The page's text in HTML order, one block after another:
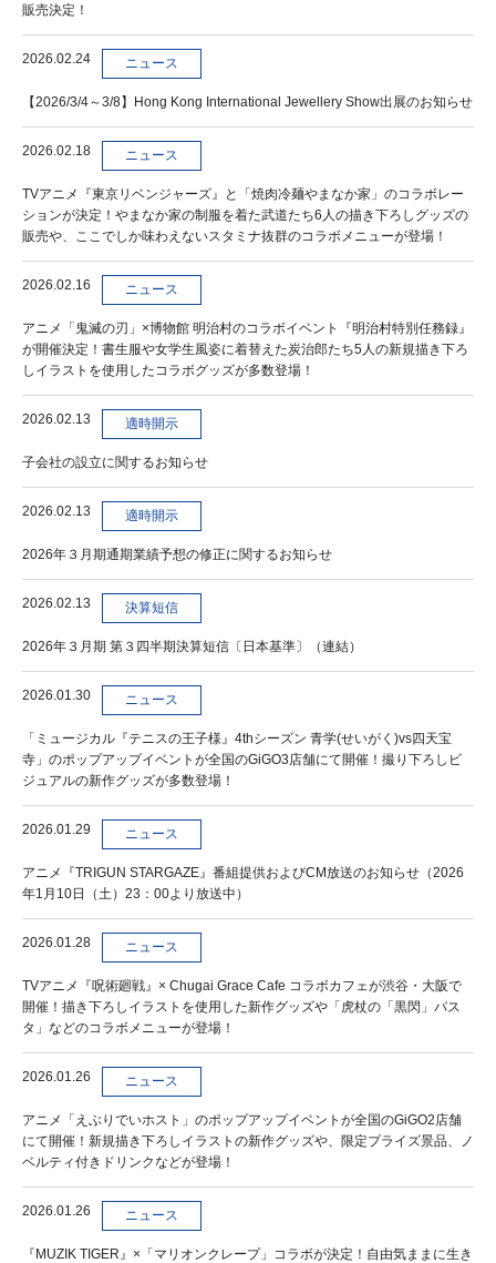
販売決定！
2026.02.24 ニュース
【2026/3/4～3/8】Hong Kong International Jewellery Show出展のお知らせ
2026.02.18 ニュース
TVアニメ『東京リベンジャーズ』と「焼肉冷麺やまなか家」のコラボレー
ションが決定！やまなか家の制服を着た武道たち6人の描き下ろしグッズの
販売や、ここでしか味わえないスタミナ抜群のコラボメニューが登場！
2026.02.16 ニュース
アニメ「鬼滅の刃」×博物館 明治村のコラボイベント『明治村特別任務録』
が開催決定！書生服や女学生風姿に着替えた炭治郎たち5人の新規描き下ろ
しイラストを使用したコラボグッズが多数登場！
2026.02.13 適時開示
子会社の設立に関するお知らせ
2026.02.13 適時開示
2026年３月期通期業績予想の修正に関するお知らせ
2026.02.13 決算短信
2026年３月期 第３四半期決算短信〔日本基準〕（連結）
2026.01.30 ニュース
「ミュージカル『テニスの王子様』4thシーズン 青学(せいがく)vs四天宝
寺」のポップアップイベントが全国のGiGO3店舗にて開催！撮り下ろしビ
ジュアルの新作グッズが多数登場！
2026.01.29 ニュース
アニメ『TRIGUN STARGAZE』番組提供およびCM放送のお知らせ（2026
年1月10日（土）23：00より放送中）
2026.01.28 ニュース
TVアニメ『呪術廻戦』× Chugai Grace Cafe コラボカフェが渋谷・大阪で
開催！描き下ろしイラストを使用した新作グッズや「虎杖の「黒閃」パス
タ」などのコラボメニューが登場！
2026.01.26 ニュース
アニメ「えぶりでいホスト」のポップアップイベントが全国のGiGO2店舗
にて開催！新規描き下ろしイラストの新作グッズや、限定プライズ景品、ノ
ベルティ付きドリンクなどが登場！
2026.01.26 ニュース
『MUZIK TIGER』×「マリオンクレープ」コラボが決定！自由気ままに生き